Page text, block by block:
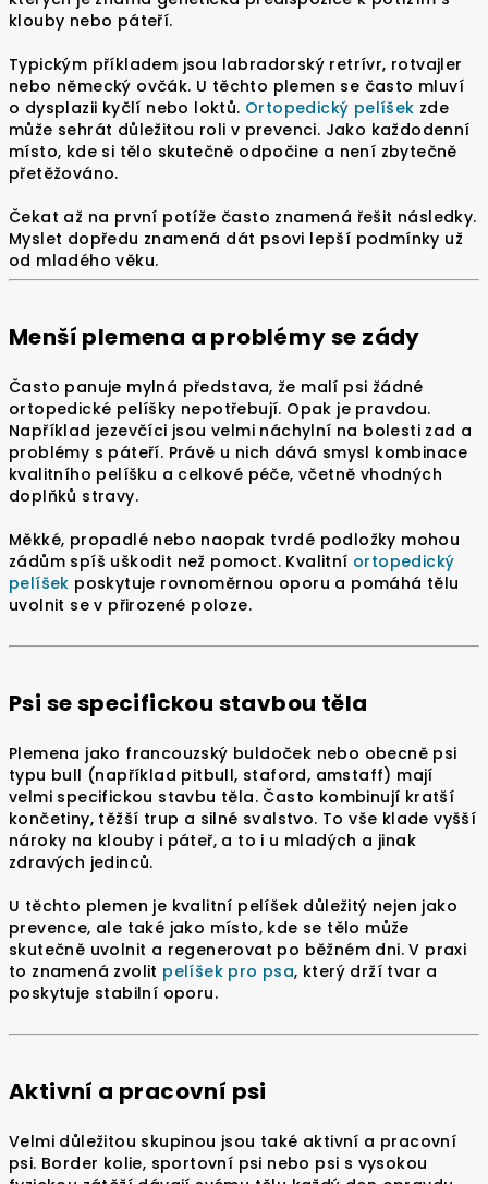
klouby nebo páteří.
Typickým příkladem jsou labradorský retrívr, rotvajler
nebo německý ovčák. U těchto plemen se často mluví
o dysplazii kyčlí nebo loktů. Ortopedický pelíšek zde
může sehrát důležitou roli v prevenci. Jako každodenní
místo, kde si tělo skutečně odpočine a není zbytečně
přetěžováno.
Čekat až na první potíže často znamená řešit následky.
Myslet dopředu znamená dát psovi lepší podmínky už
od mladého věku.
Menší plemena a problémy se zády
Často panuje mylná představa, že malí psi žádné
ortopedické pelíšky nepotřebují. Opak je pravdou.
Například jezevčíci jsou velmi náchylní na bolesti zad a
problémy s páteří. Právě u nich dává smysl kombinace
kvalitního pelíšku a celkové péče, včetně vhodných
doplňků stravy.
Měkké, propadlé nebo naopak tvrdé podložky mohou
zádům spíš uškodit než pomoct. Kvalitní ortopedický
pelíšek poskytuje rovnoměrnou oporu a pomáhá tělu
uvolnit se v přirozené poloze.
Psi se specifickou stavbou těla
Plemena jako francouzský buldoček nebo obecně psi
typu bull (například pitbull, staford, amstaff) mají
velmi specifickou stavbu těla. Často kombinují kratší
končetiny, těžší trup a silné svalstvo. To vše klade vyšší
nároky na klouby i páteř, a to i u mladých a jinak
zdravých jedinců.
U těchto plemen je kvalitní pelíšek důležitý nejen jako
prevence, ale také jako místo, kde se tělo může
skutečně uvolnit a regenerovat po běžném dni. V praxi
to znamená zvolit pelíšek pro psa, který drží tvar a
poskytuje stabilní oporu.
Aktivní a pracovní psi
Velmi důležitou skupinou jsou také aktivní a pracovní
psi. Border kolie, sportovní psi nebo psi s vysokou